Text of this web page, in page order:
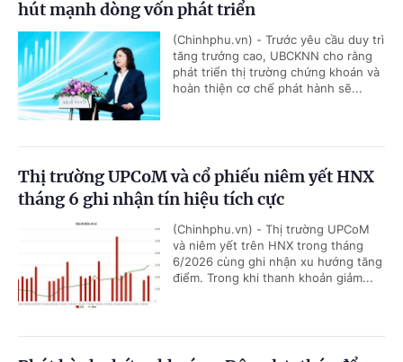
hút mạnh dòng vốn phát triển
(Chinhphu.vn) - Trước yêu cầu duy trì
tăng trưởng cao, UBCKNN cho rằng
phát triển thị trường chứng khoán và
hoàn thiện cơ chế phát hành sẽ...
Thị trường UPCoM và cổ phiếu niêm yết HNX
tháng 6 ghi nhận tín hiệu tích cực
(Chinhphu.vn) - Thị trường UPCoM
và niêm yết trên HNX trong tháng
6/2026 cùng ghi nhận xu hướng tăng
điểm. Trong khi thanh khoản giảm...